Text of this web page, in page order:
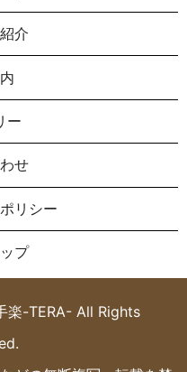
介
ー
せ
リシー
プ
-TERA- All Rights